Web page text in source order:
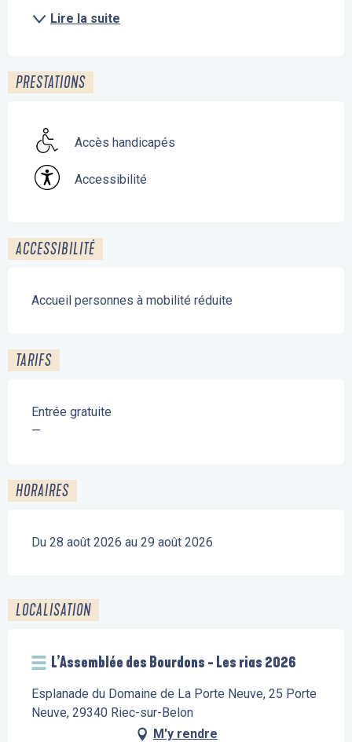
Lire la suite
PRESTATIONS
Accès handicapés
Accessibilité
ACCESSIBILITÉ
Accueil personnes à mobilité réduite
TARIFS
Entrée gratuite
—
HORAIRES
Du 28 août 2026 au 29 août 2026
LOCALISATION
L’Assemblée des Bourdons - Les rias 2026
Esplanade du Domaine de La Porte Neuve, 25 Porte
Neuve, 29340 Riec-sur-Belon
M'y rendre